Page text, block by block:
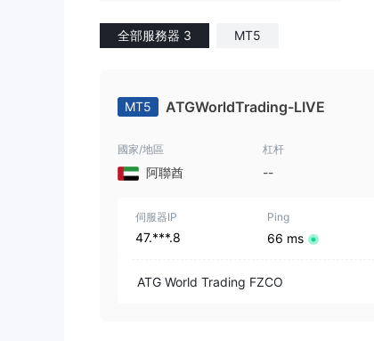
全部服務器 3 MT5
MT5 ATGWorldTrading-LIVE
國家/地區
阿聯酋
杠杆
--
伺服器IP
47.***.8
Ping
66 ms
ATG World Trading FZCO